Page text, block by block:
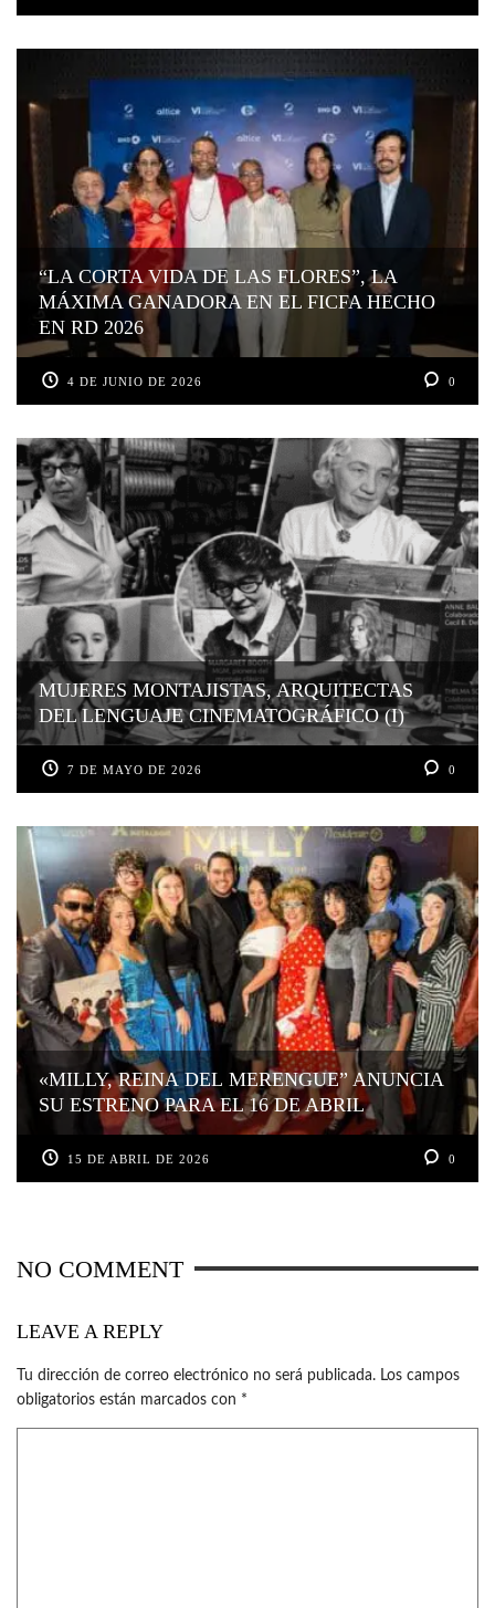
“LA CORTA VIDA DE LAS FLORES”, LA
MÁXIMA GANADORA EN EL FICFA HECHO
EN RD 2026
4 DE JUNIO DE 2026 0
MUJERES MONTAJISTAS, ARQUITECTAS
DEL LENGUAJE CINEMATOGRÁFICO (I)
7 DE MAYO DE 2026 0
«MILLY, REINA DEL MERENGUE” ANUNCIA
SU ESTRENO PARA EL 16 DE ABRIL
15 DE ABRIL DE 2026 0
NO COMMENT
LEAVE A REPLY
Tu dirección de correo electrónico no será publicada. Los campos
obligatorios están marcados con *